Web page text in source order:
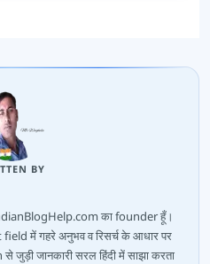
BY
का founder हूँ।
में गहरे अनुभव व रिसर्च के आधार पर
जानकारी सरल हिंदी में साझा करता